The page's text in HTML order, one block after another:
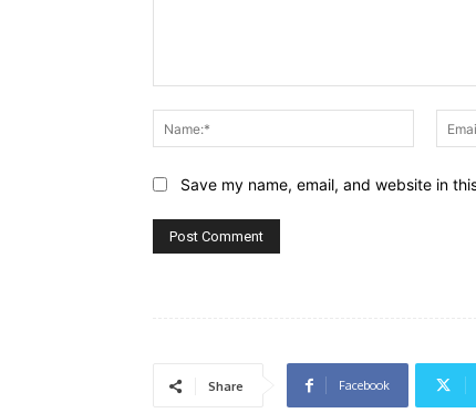
Name:*
Save my name, email, and website in
Share Facebook